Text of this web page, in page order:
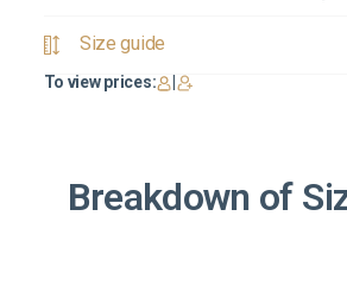
Size guide
To view prices:
Breakdown of